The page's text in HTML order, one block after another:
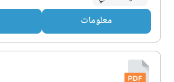
معلومات